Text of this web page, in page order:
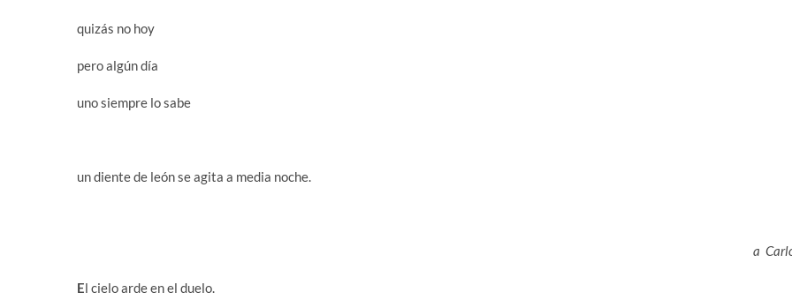
quizás no hoy
pero algún día
uno siempre lo sabe
un diente de león se agita a media noche.
a
El cielo arde en el duelo.